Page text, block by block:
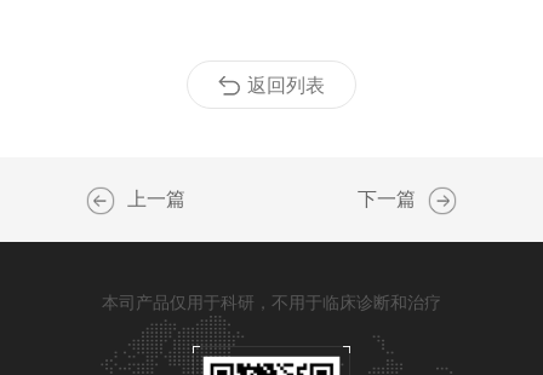
返回列表
上一篇 下一篇
本司产品仅用于科研，不用于临床诊断和治疗